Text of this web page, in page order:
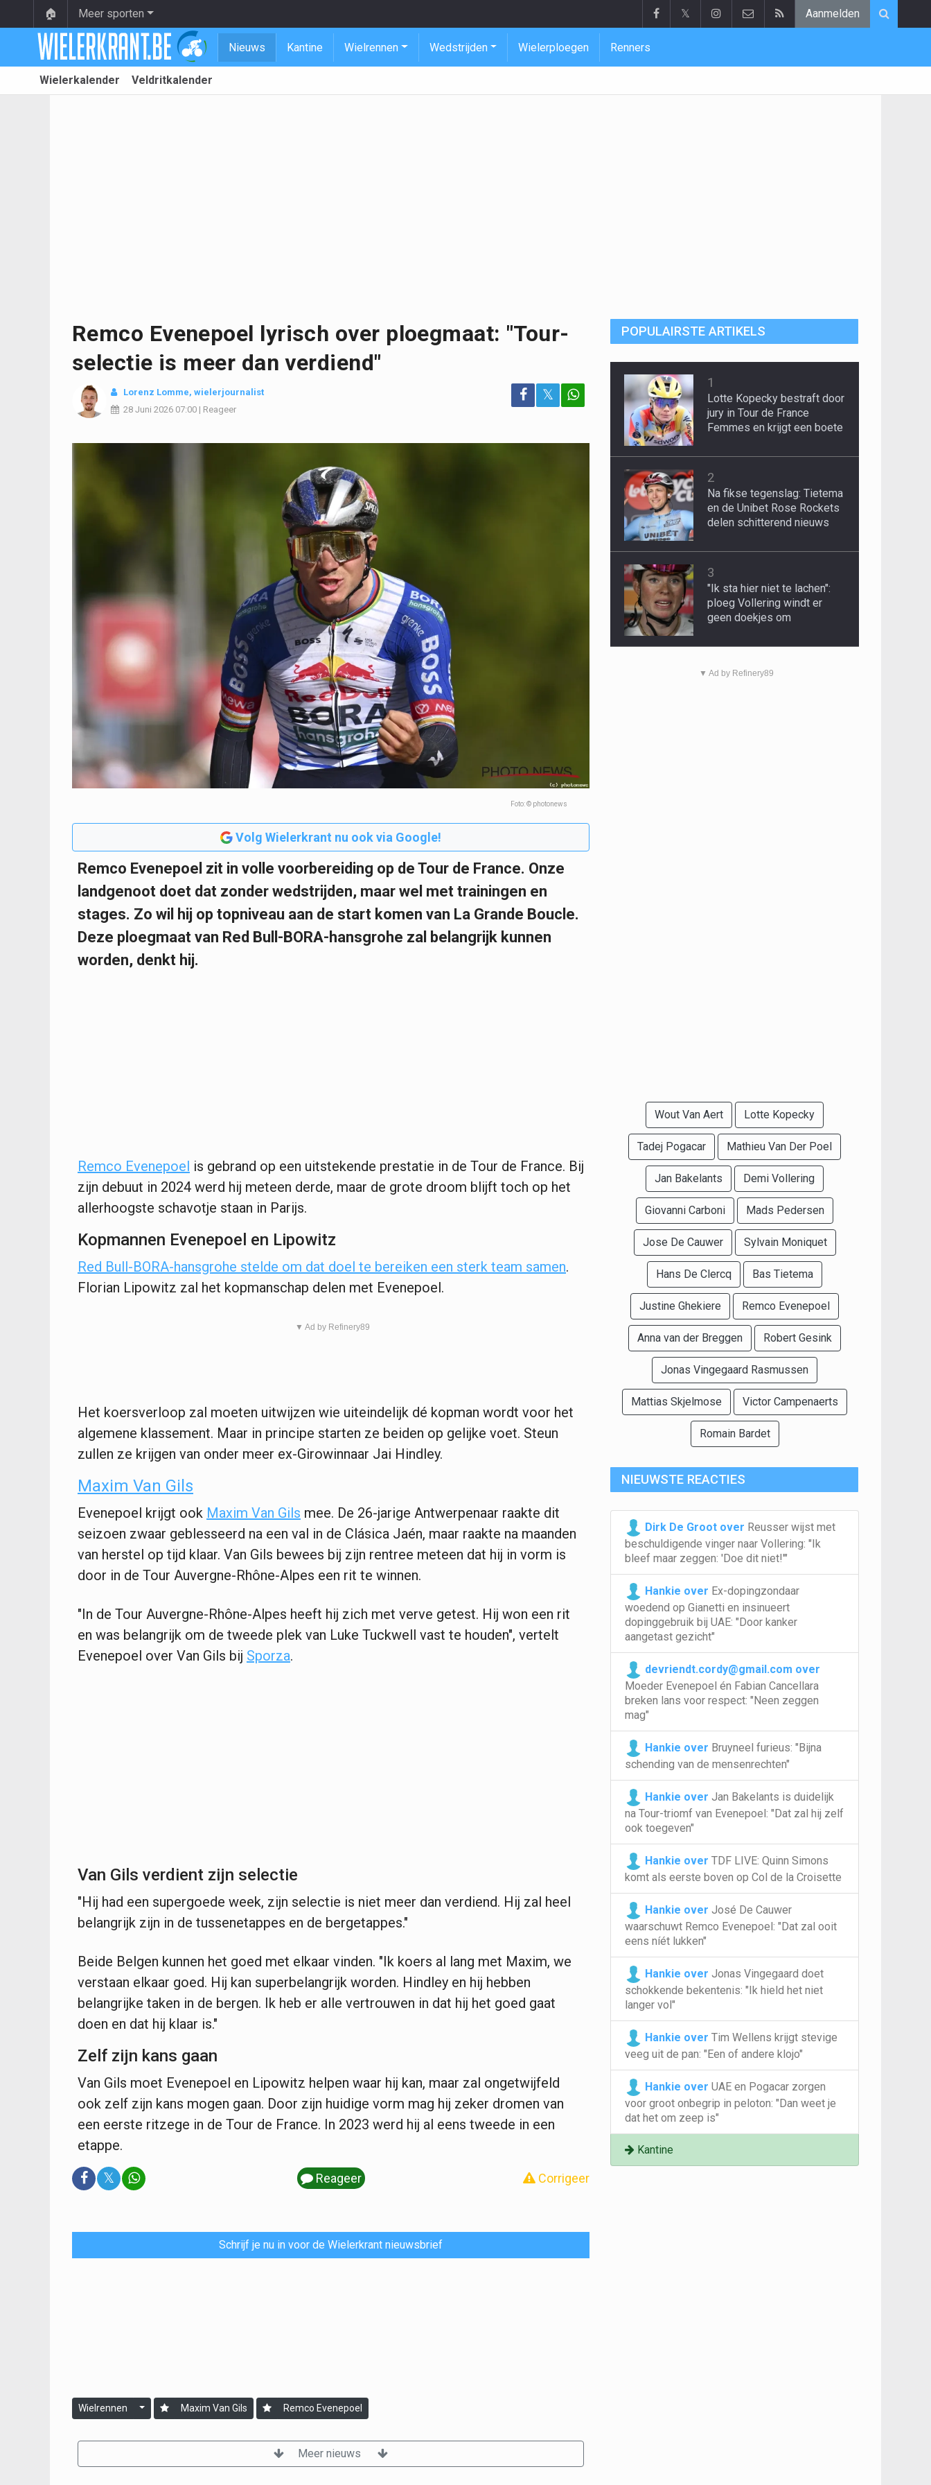
🏠 Meer sporten 𝕏 Aanmelden
Nieuws Kantine Wielrennen Wedstrijden Wielerploegen Renners
Wielerkalender Veldritkalender
Remco Evenepoel lyrisch over ploegmaat: "Tour-
selectie is meer dan verdiend"
Lorenz Lomme, wielerjournalist
28 Juni 2026 07:00 | Reageer
𝕏
Foto: © photonews
Volg Wielerkrant nu ook via Google!
Remco Evenepoel zit in volle voorbereiding op de Tour de France. Onze
landgenoot doet dat zonder wedstrijden, maar wel met trainingen en
stages. Zo wil hij op topniveau aan de start komen van La Grande Boucle.
Deze ploegmaat van Red Bull-BORA-hansgrohe zal belangrijk kunnen
worden, denkt hij.
Remco Evenepoel is gebrand op een uitstekende prestatie in de Tour de France. Bij
zijn debuut in 2024 werd hij meteen derde, maar de grote droom blijft toch op het
allerhoogste schavotje staan in Parijs.
Kopmannen Evenepoel en Lipowitz
Red Bull-BORA-hansgrohe stelde om dat doel te bereiken een sterk team samen.
Florian Lipowitz zal het kopmanschap delen met Evenepoel.
▼ Ad by Refinery89
Het koersverloop zal moeten uitwijzen wie uiteindelijk dé kopman wordt voor het
algemene klassement. Maar in principe starten ze beiden op gelijke voet. Steun
zullen ze krijgen van onder meer ex-Girowinnaar Jai Hindley.
Maxim Van Gils
Evenepoel krijgt ook Maxim Van Gils mee. De 26-jarige Antwerpenaar raakte dit
seizoen zwaar geblesseerd na een val in de Clásica Jaén, maar raakte na maanden
van herstel op tijd klaar. Van Gils bewees bij zijn rentree meteen dat hij in vorm is
door in de Tour Auvergne-Rhône-Alpes een rit te winnen.
"In de Tour Auvergne-Rhône-Alpes heeft hij zich met verve getest. Hij won een rit
en was belangrijk om de tweede plek van Luke Tuckwell vast te houden", vertelt
Evenepoel over Van Gils bij Sporza.
Van Gils verdient zijn selectie
"Hij had een supergoede week, zijn selectie is niet meer dan verdiend. Hij zal heel
belangrijk zijn in de tussenetappes en de bergetappes."
Beide Belgen kunnen het goed met elkaar vinden. "Ik koers al lang met Maxim, we
verstaan elkaar goed. Hij kan superbelangrijk worden. Hindley en hij hebben
belangrijke taken in de bergen. Ik heb er alle vertrouwen in dat hij het goed gaat
doen en dat hij klaar is."
Zelf zijn kans gaan
Van Gils moet Evenepoel en Lipowitz helpen waar hij kan, maar zal ongetwijfeld
ook zelf zijn kans mogen gaan. Door zijn huidige vorm mag hij zeker dromen van
een eerste ritzege in de Tour de France. In 2023 werd hij al eens tweede in een
etappe.
𝕏 Reageer Corrigeer
Schrijf je nu in voor de Wielerkrant nieuwsbrief
Wielrennen Maxim Van Gils Remco Evenepoel
Meer nieuws
POPULAIRSTE ARTIKELS
1
Lotte Kopecky bestraft door
jury in Tour de France
Femmes en krijgt een boete
2
Na fikse tegenslag: Tietema
en de Unibet Rose Rockets
delen schitterend nieuws
3
"Ik sta hier niet te lachen":
ploeg Vollering windt er
geen doekjes om
▼ Ad by Refinery89
Wout Van Aert Lotte Kopecky
Tadej Pogacar Mathieu Van Der Poel
Jan Bakelants Demi Vollering
Giovanni Carboni Mads Pedersen
Jose De Cauwer Sylvain Moniquet
Hans De Clercq Bas Tietema
Justine Ghekiere Remco Evenepoel
Anna van der Breggen Robert Gesink
Jonas Vingegaard Rasmussen
Mattias Skjelmose Victor Campenaerts
Romain Bardet
NIEUWSTE REACTIES
Dirk De Groot over Reusser wijst met
beschuldigende vinger naar Vollering: "Ik
bleef maar zeggen: 'Doe dit niet!'"
Hankie over Ex-dopingzondaar
woedend op Gianetti en insinueert
dopinggebruik bij UAE: "Door kanker
aangetast gezicht"
devriendt.cordy@gmail.com over
Moeder Evenepoel én Fabian Cancellara
breken lans voor respect: "Neen zeggen
mag"
Hankie over Bruyneel furieus: "Bijna
schending van de mensenrechten"
Hankie over Jan Bakelants is duidelijk
na Tour-triomf van Evenepoel: "Dat zal hij zelf
ook toegeven"
Hankie over TDF LIVE: Quinn Simons
komt als eerste boven op Col de la Croisette
Hankie over José De Cauwer
waarschuwt Remco Evenepoel: "Dat zal ooit
eens níét lukken"
Hankie over Jonas Vingegaard doet
schokkende bekentenis: "Ik hield het niet
langer vol"
Hankie over Tim Wellens krijgt stevige
veeg uit de pan: "Een of andere klojo"
Hankie over UAE en Pogacar zorgen
voor groot onbegrip in peloton: "Dan weet je
dat het om zeep is"
Kantine